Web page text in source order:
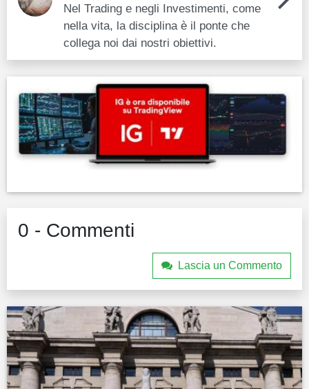
Nel Trading e negli Investimenti, come
nella vita, la disciplina è il ponte che
collega noi dai nostri obiettivi.
0 - Commenti
Lascia un Commento